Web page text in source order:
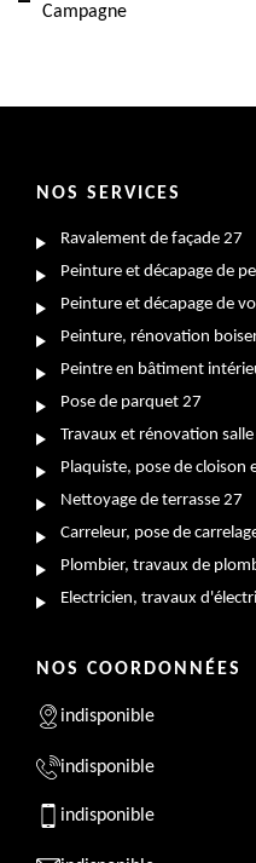
Campagne
NOS SERVICES
Ravalement de façade 27
Peinture et décapage de
Peinture et décapage de
Peinture, rénovation
Peintre en bâtiment
Pose de parquet 27
Travaux et rénovation
Plaquiste, pose de cloison
Nettoyage de terrasse 27
Carreleur, pose de
Plombier, travaux de
Electricien, travaux
NOS COORDONNÉES
indisponible
indisponible
indisponible